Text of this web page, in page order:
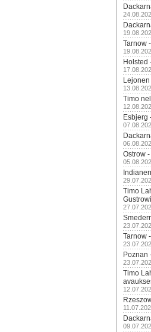
Tarnow
Holsted
Timo
Esbjerg
Ostrow
Timo
Tarnow
Poznan
Timo